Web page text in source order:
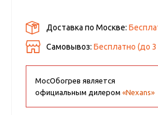
Доставка по Москве:
Самовывоз:Бесплатно (до3
МосОбогрев является
официальным дилером«Nexans»